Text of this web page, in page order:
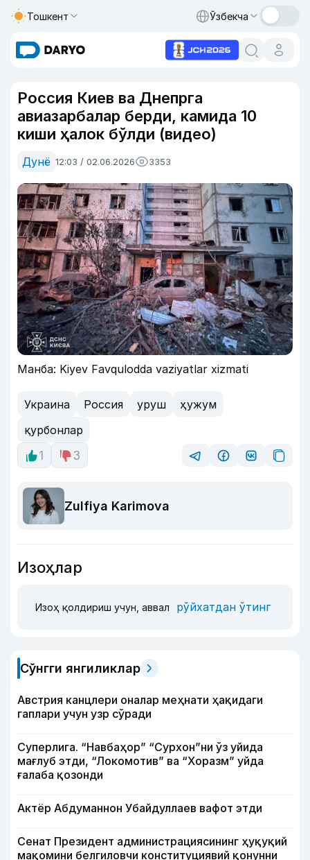
Тошкент Ўзбекча
Россия Киев ва Днепрга
авиазарбалар берди, камида 10
киши ҳалок бўлди (видео)
Дунё 12:03 / 02.06.2026 3353
Манба: Kiyev Favqulodda vaziyatlar xizmati
Украина Россия уруш
ҳужум
қурбонлар
1
3
Zulfiya Karimova
Изоҳлар
Изоҳ қолдириш учун, аввал рўйхатдан ўтинг
Сўнгги янгиликлар
Австрия канцлери оналар меҳнати ҳақидаги
гаплари учун узр сўради
Суперлига. “Навбаҳор” “Сурхон”ни ўз уйида
мағлуб этди, “Локомотив” ва “Хоразм” уйда
ғалаба қозонди
Актёр Абду­маннон Убайдуллаев вафот этди
Сенат Президент администрациясининг ҳуқуқий
мақомини белгиловчи конституциявий қонунни